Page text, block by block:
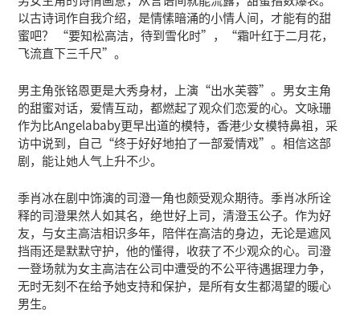
以古诗词作自我介绍，是情愫暗涌的小情人间，才能有的甜
蜜吧？ “要知松高洁，待到雪化时”，“霜叶红于二月花，
飞流直下三千尺”。
男主角张铭恩更是大秀身材，上演“出水芙蓉”。男女主角
的甜蜜对话，爱情互动，都燃起了观众们恋爱的心。文咏珊
作为比Angelababy更早出道的模特，香港少女模特鼻祖，采
访中说到，自己“终于好好地拍了一部爱情戏”。相信这部
剧，能让她人气上升不少。
季肖冰在剧中饰演的司澄一角也颇受观众期待。季肖冰所诠
释的司澄果然人如其名，绝世好上司，清澄玉公子。作为好
友，与女主高洁相识多年，陪伴在高洁的身边，无论是遮风
挡雨还是默默守护，他的懂得，收获了不少观众的心。司澄
一登场就为女主高洁在公司中遭受的不公平待遇据理力争，
无时无刻不在给予她支持和保护，是所有女生都渴望的暖心
男生。